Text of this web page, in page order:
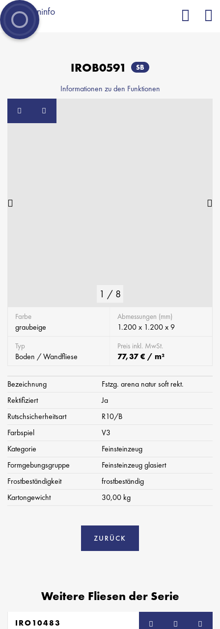
IROB0591 SB
Informationen zu den Funktionen
= Von der Merkliste entfernen
1 / 8
Farbe
graubeige
Abmessungen (mm)
1.200 x 1.200 x 9
Typ
Boden / Wandfliese
Preis inkl. MwSt.
77,37 € / m²
Bezeichnung
Fstzg. arena natur soft rekt.
Rektifiziert
Ja
Rutschsicherheitsart
R10/B
Farbspiel
V3
Kategorie
Feinsteinzeug
Formgebungsgruppe
Feinsteinzeug glasiert
Frostbeständigkeit
frostbeständig
Kartongewicht
30,00 kg
ZURÜCK
Weitere Fliesen der Serie
IRO10483